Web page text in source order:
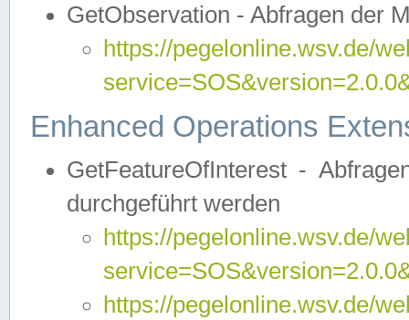
GetObservation - Abfragen der
https://pegelonline.wsv.de/
Enhanced Operations
GetFeatureOfInterest -
durchgeführt werden
https://pegelonline.wsv.de/
https://pegelonline.wsv.de/